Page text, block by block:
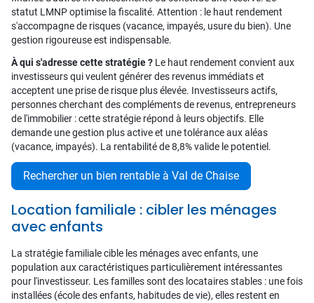
statut LMNP optimise la fiscalité. Attention : le haut rendement
s'accompagne de risques (vacance, impayés, usure du bien). Une
gestion rigoureuse est indispensable.
À qui s'adresse cette stratégie ? Le haut rendement convient aux
investisseurs qui veulent générer des revenus immédiats et
acceptent une prise de risque plus élevée. Investisseurs actifs,
personnes cherchant des compléments de revenus, entrepreneurs
de l'immobilier : cette stratégie répond à leurs objectifs. Elle
demande une gestion plus active et une tolérance aux aléas
(vacance, impayés). La rentabilité de 8,8% valide le potentiel.
Rechercher un bien rentable à Val de Chaise
Location familiale : cibler les ménages
avec enfants
La stratégie familiale cible les ménages avec enfants, une
population aux caractéristiques particulièrement intéressantes
pour l'investisseur. Les familles sont des locataires stables : une fois
installées (école des enfants, habitudes de vie), elles restent en